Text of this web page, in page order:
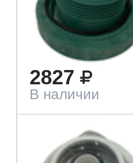
2827
В наличии